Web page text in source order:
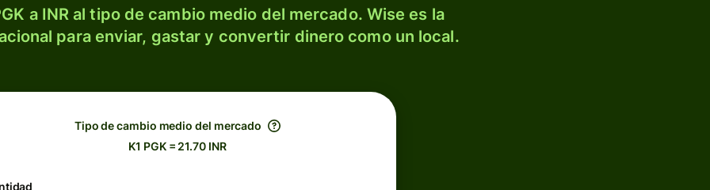
a INR al tipo de cambio medio del mercado. Wise es la
para enviar, gastar y convertir dinero como un local.
Tipo de cambio medio del mercado
K1 PGK = 21.70 INR